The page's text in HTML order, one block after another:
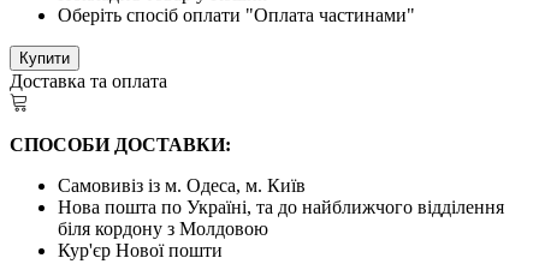
Оберіть спосіб оплати "Оплата частинами"
Купити
Доставка та оплата
СПОСОБИ ДОСТАВКИ:
Самовивіз із м. Одеса, м. Київ
Нова пошта по Україні, та до найближчого відділення
біля кордону з Молдовою
Кур'єр Нової пошти